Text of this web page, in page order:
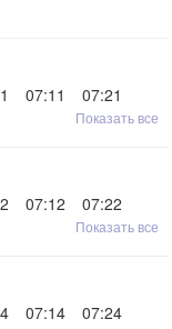
07:11
07:21
Показать все
07:12
07:22
Показать все
07:14
07:24